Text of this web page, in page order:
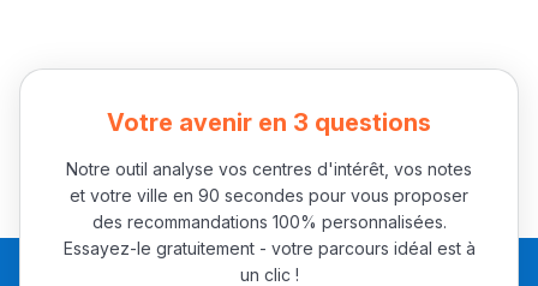
يلقاو التوازن من الدّاخل
ومن الخارج، بشرى
أمسكين بنات مسارها
خطوة بخطوة - مترجم
القراية و الخدمة فمجال
تقويم البصر مع المختصّة
Votre avenir en 3 questions
Notre outil analyse vos centres d'intérêt, vos notes
et votre ville en 90 secondes pour vous proposer
des recommandations 100% personnalisées.
Essayez-le gratuitement - votre parcours idéal est à
un clic !